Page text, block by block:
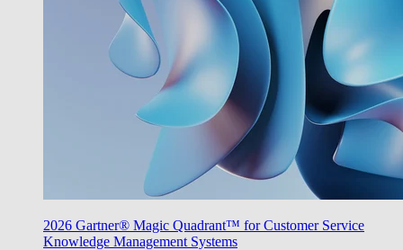
2026 Gartner® Magic Quadrant™ for Customer Service
Knowledge Management Systems